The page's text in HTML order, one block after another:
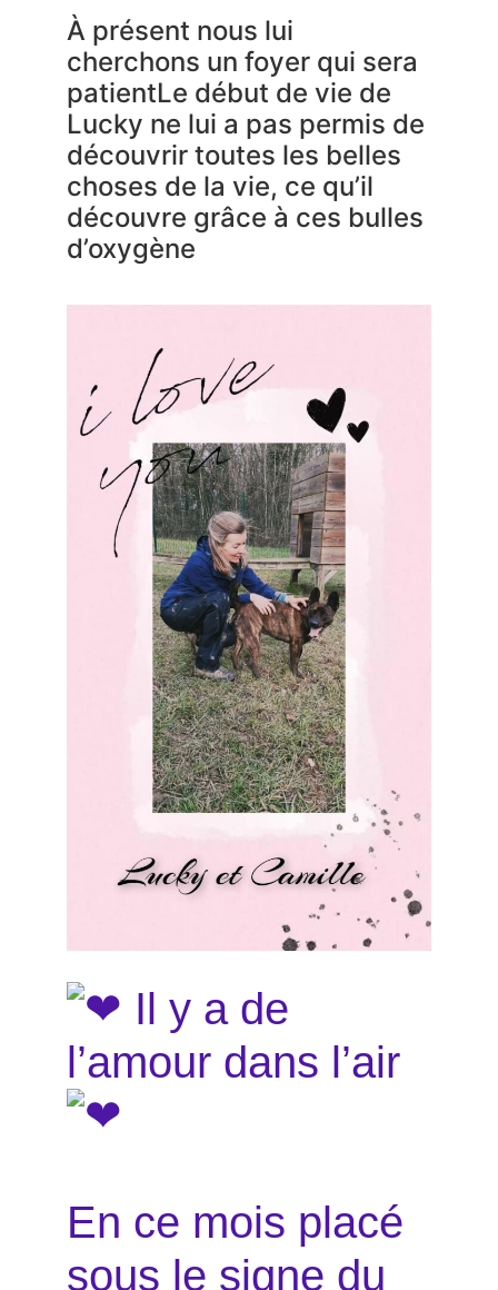
À présent nous lui
cherchons un foyer qui sera
patientLe début de vie de
Lucky ne lui a pas permis de
découvrir toutes les belles
choses de la vie, ce qu’il
découvre grâce à ces bulles
d’oxygène
Il y a de
l’amour dans l’air
En ce mois placé
sous le signe du